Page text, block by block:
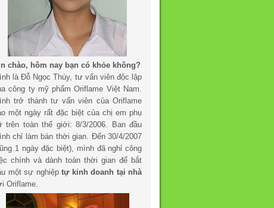
chào, hôm nay bạn có khỏe không?
là Đỗ Ngọc Thúy, tư vấn viên độc lập
công ty mỹ phẩm Oriflame Việt Nam.
trở thành tư vấn viên của Oriflame
một ngày rất đặc biệt của chị em phụ
trên toàn thế giới: 8/3/2006. Ban đầu
chỉ làm bán thời gian. Đến 30/4/2007
1 ngày đặc biệt), mình đã nghỉ công
chính và dành toàn thời gian để bắt
một sự nghiệp tự kinh doanh tại nhà
Oriflame.